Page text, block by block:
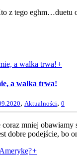
z tego eghm…duetu
+
a walka trwa!
, Aktualności, 0
coraz mniej obawiamy
dobre podejście, bo
+